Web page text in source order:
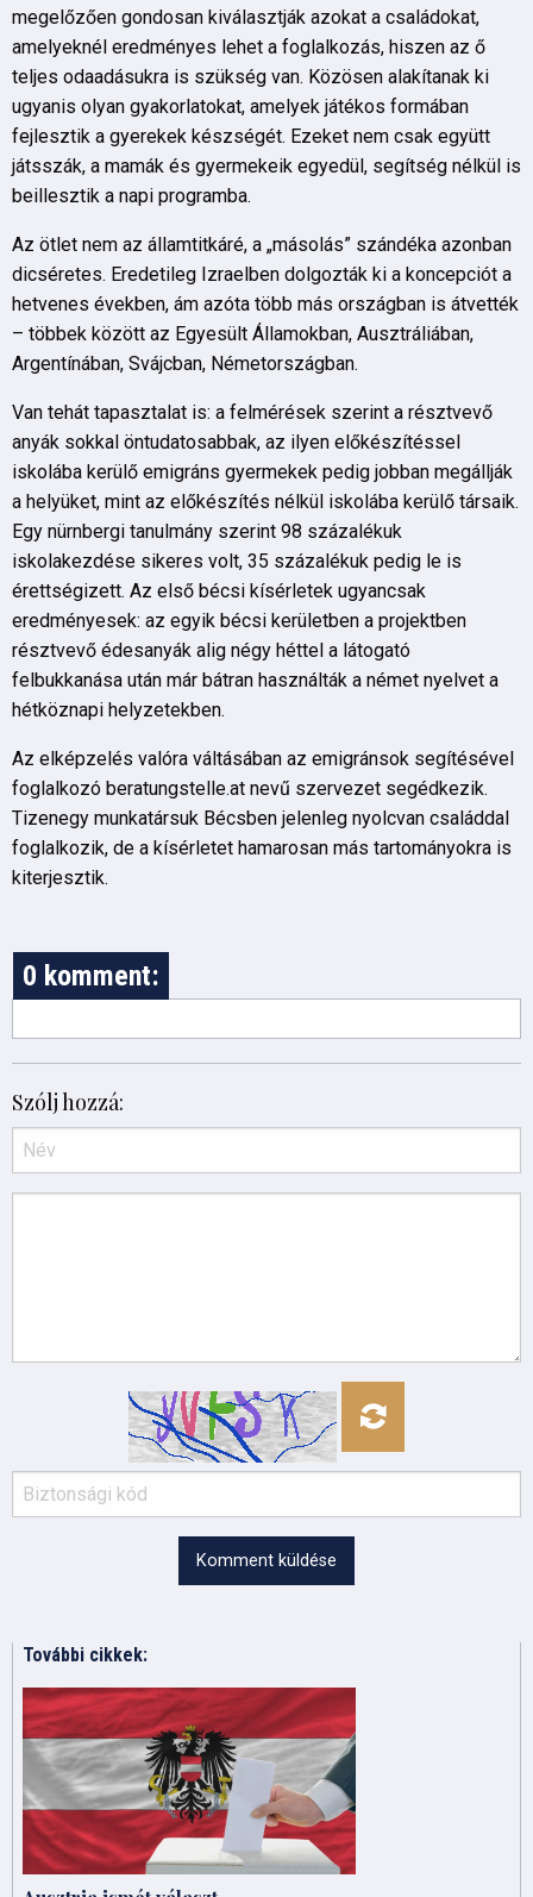
megelőzően gondosan kiválasztják azokat a családokat,
amelyeknél eredményes lehet a foglalkozás, hiszen az ő
teljes odaadásukra is szükség van. Közösen alakítanak ki
ugyanis olyan gyakorlatokat, amelyek játékos formában
fejlesztik a gyerekek készségét. Ezeket nem csak együtt
játsszák, a mamák és gyermekeik egyedül, segítség nélkül is
beillesztik a napi programba.
Az ötlet nem az államtitkáré, a „másolás” szándéka azonban
dicséretes. Eredetileg Izraelben dolgozták ki a koncepciót a
hetvenes években, ám azóta több más országban is átvették
– többek között az Egyesült Államokban, Ausztráliában,
Argentínában, Svájcban, Németországban.
Van tehát tapasztalat is: a felmérések szerint a résztvevő
anyák sokkal öntudatosabbak, az ilyen előkészítéssel
iskolába kerülő emigráns gyermekek pedig jobban megállják
a helyüket, mint az előkészítés nélkül iskolába kerülő társaik.
Egy nürnbergi tanulmány szerint 98 százalékuk
iskolakezdése sikeres volt, 35 százalékuk pedig le is
érettségizett. Az első bécsi kísérletek ugyancsak
eredményesek: az egyik bécsi kerületben a projektben
résztvevő édesanyák alig négy héttel a látogató
felbukkanása után már bátran használták a német nyelvet a
hétköznapi helyzetekben.
Az elképzelés valóra váltásában az emigránsok segítésével
foglalkozó beratungstelle.at nevű szervezet segédkezik.
Tizenegy munkatársuk Bécsben jelenleg nyolcvan családdal
foglalkozik, de a kísérletet hamarosan más tartományokra is
kiterjesztik.
0 komment:
Szólj hozzá:
Komment küldése
További cikkek: